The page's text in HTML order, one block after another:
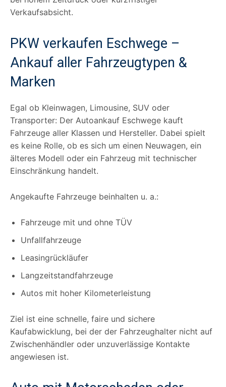
Verkaufsabsicht.
PKW verkaufen Eschwege –
Ankauf aller Fahrzeugtypen &
Marken
Egal ob Kleinwagen, Limousine, SUV oder
Transporter: Der Autoankauf Eschwege kauft
Fahrzeuge aller Klassen und Hersteller. Dabei spielt
es keine Rolle, ob es sich um einen Neuwagen, ein
älteres Modell oder ein Fahrzeug mit technischer
Einschränkung handelt.
Angekaufte Fahrzeuge beinhalten u. a.:
Fahrzeuge mit und ohne TÜV
Unfallfahrzeuge
Leasingrückläufer
Langzeitstandfahrzeuge
Autos mit hoher Kilometerleistung
Ziel ist eine schnelle, faire und sichere
Kaufabwicklung, bei der der Fahrzeughalter nicht auf
Zwischenhändler oder unzuverlässige Kontakte
angewiesen ist.